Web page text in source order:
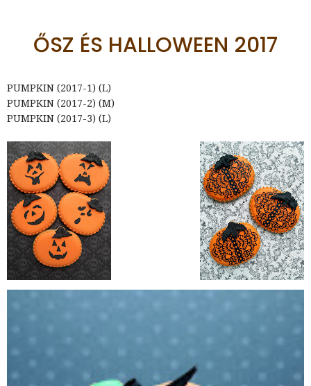
ŐSZ ÉS HALLOWEEN 2017
PUMPKIN (2017-1) (L)
PUMPKIN (2017-2) (M)
PUMPKIN (2017-3) (L)